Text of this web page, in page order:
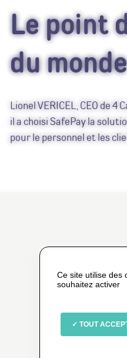
Le point
du
Lionel VERICEL, CEO de
il a choisi SafePay la
pour le personnel et les
Ce site utilise des
souhaitez activer
TOUT